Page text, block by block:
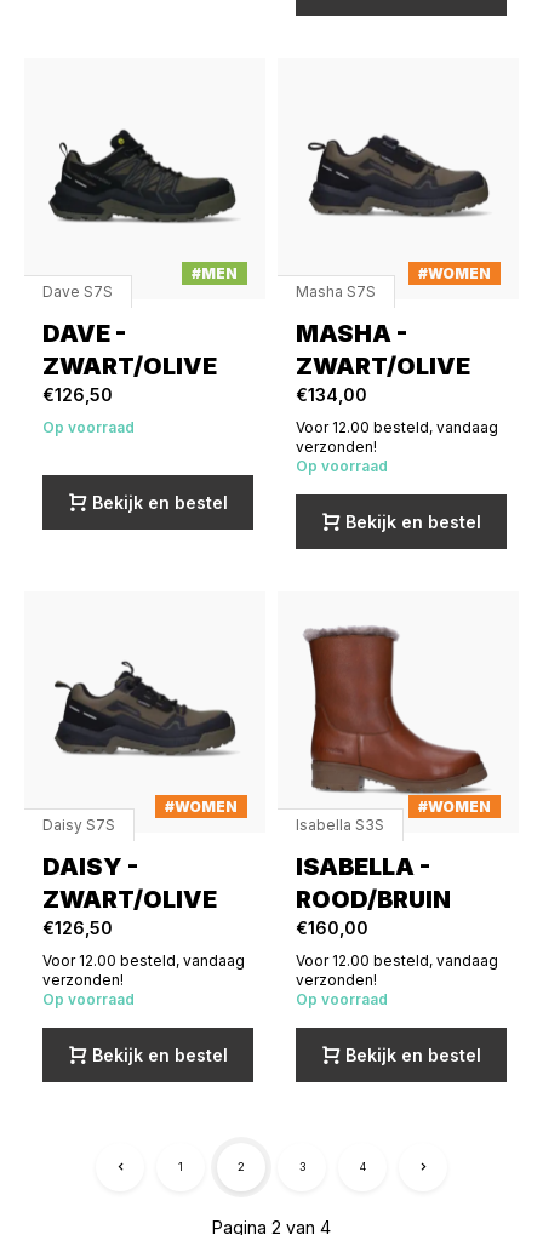
#MEN
Dave S7S
DAVE -
ZWART/OLIVE
€126,50
Op voorraad
Bekijk en bestel
#WOMEN
Masha S7S
MASHA -
ZWART/OLIVE
€134,00
Voor 12.00 besteld, vandaag
verzonden!
Op voorraad
Bekijk en bestel
#WOMEN
Daisy S7S
DAISY -
ZWART/OLIVE
€126,50
Voor 12.00 besteld, vandaag
verzonden!
Op voorraad
Bekijk en bestel
#WOMEN
Isabella S3S
ISABELLA -
ROOD/BRUIN
€160,00
Voor 12.00 besteld, vandaag
verzonden!
Op voorraad
Bekijk en bestel
Pagina 2 van 4
1 2 3 4